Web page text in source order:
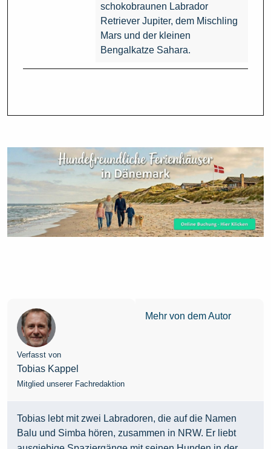
schokobraunen Labrador
Retriever Jupiter, dem Mischling
Mars und der kleinen
Bengalkatze Sahara.
Verfasst von
Tobias Kappel
Mitglied unserer Fachredaktion
Mehr von dem Autor
Tobias lebt mit zwei Labradoren, die auf die Namen
Balu und Simba hören, zusammen in NRW. Er liebt